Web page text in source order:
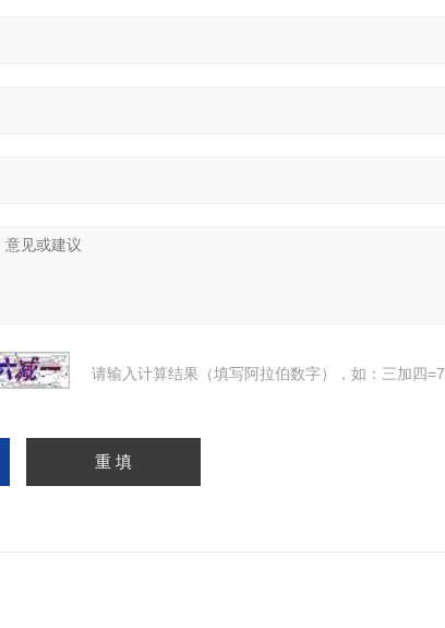
请输入计算结果（填写阿拉伯数字），如：三加四=7